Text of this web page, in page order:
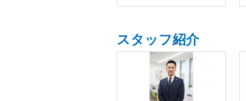
スタッフ紹介